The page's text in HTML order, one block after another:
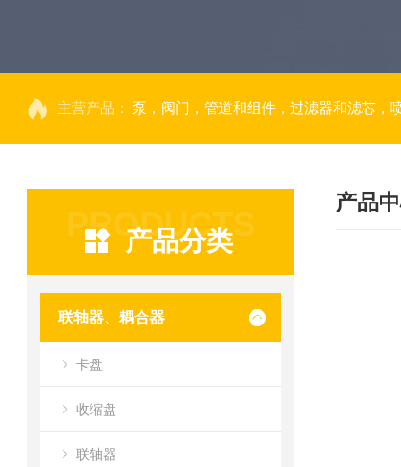
主营产品： 泵，阀门，管道和组件，过滤器和滤芯，
PRODUCTS
产品分类
联轴器、耦合器
卡盘
收缩盘
联轴器
产品